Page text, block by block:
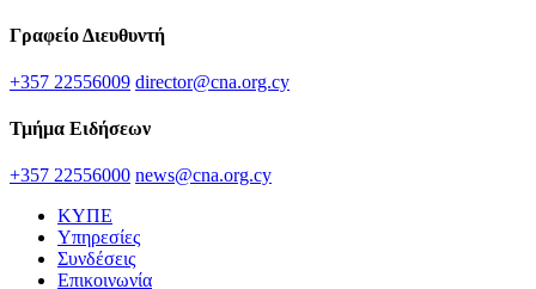
Γραφείο Διευθυντή
+357 22556009 director@cna.org.cy
Τμήμα Ειδήσεων
+357 22556000 news@cna.org.cy
ΚΥΠΕ
Υπηρεσίες
Συνδέσεις
Επικοινωνία